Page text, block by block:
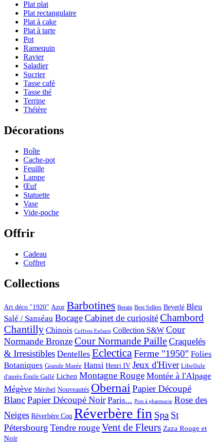
Plat plat
Plat rectangulaire
Plat à cake
Plat à tarte
Pot
Ramequin
Ravier
Saladier
Sucrier
Tasse café
Tasse thé
Terrine
Théière
Décorations
Boîte
Cache-pot
Feuille
Lampe
Œuf
Statuette
Vase
Vide-poche
Offrir
Cadeau
Coffret
Collections
Art déco "1920" Azor Barbotines Berain Best Sellers Beyerlé Bleu
Salé / Sanséau BocageCabinet de curiositéChambord
Chantilly Chinois Coffrets Enfants Collection S&W Cour
Normande BronzeCour Normande PailleCraquelés
& Irresistibles Dentelles EclecticaFerme "1950" Folies
Botaniques Grande Marée Hansi Henri IV Jeux d'Hiver Libellule
d'après Émile Gallé Lichen Montagne Rouge Montée à l'Alpage
Mégève Méribel Nouveautés ObernaiPapier Découpé
BlancPapier Découpé Noir Paris... Pots à pharmacie Rose des
Neiges Réverbère Coq Réverbère fin Spa St
Pétersbourg Tendre rougeVent de Fleurs Zaza Rouge et
Noir